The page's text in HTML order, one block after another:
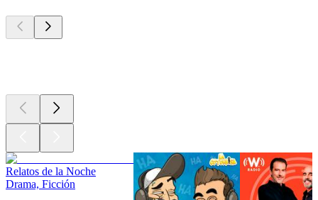
Relatos de la Noche
Drama, Ficción